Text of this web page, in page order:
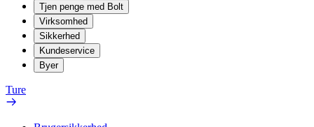
Tjen penge med Bolt
Virksomhed
Sikkerhed
Kundeservice
Byer
Ture